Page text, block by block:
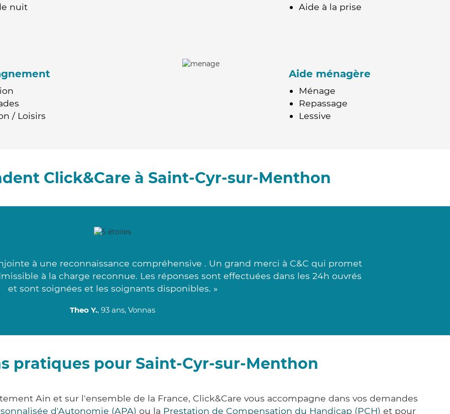
nuit
Aide à la prise
/ Loisirs
Aide ménagère
Ménage
Repassage
Lessive
Click&Care à Saint-Cyr-sur-Menthon
à une reconnaissance compréhensive . Un grand merci à C&C qui promet
à la charge reconnue. Les réponses sont effectuées dans les 24h ouvrés
et sont soignées et les soignants disponibles. »
Theo Y., 93 ans, Vonnas
pratiques pour Saint-Cyr-sur-Menthon
Ain et sur l'ensemble de la France, Click&Care vous accompagne dans vos demandes
d'Autonomie (APA) ou la Prestation de Compensation du Handicap (PCH) et pour